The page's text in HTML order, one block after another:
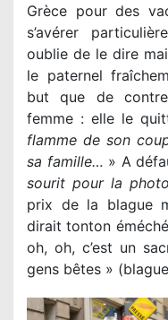
Grèce pour des
s’avérer
oublie de le dire
le paternel
but que de
femme : elle le
flamme de son
sa famille… » A
sourit pour la photo
prix de la blague
dirait tonton
oh, oh, c’est un
gens bêtes »